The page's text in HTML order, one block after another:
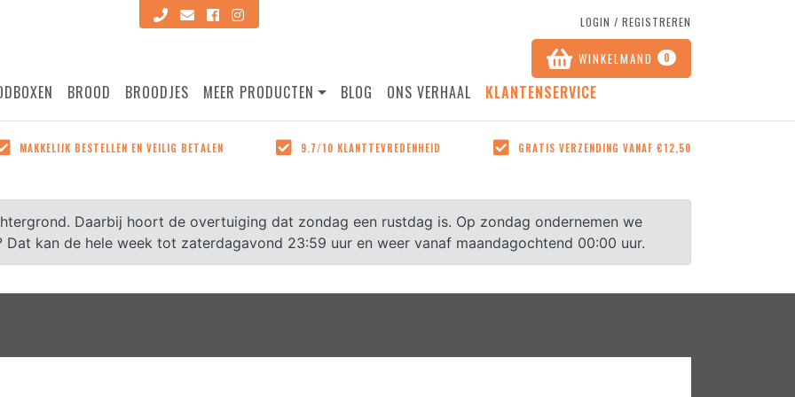
WINKELMAND 0
BROOD BROODJES MEER PRODUCTEN BLOG ONS VERHAAL KLANTENSERVICE
LOGIN / REGISTREREN
BESTELLEN EN VEILIG BETALEN
kan veilig met de
betaalmethodes!
9.7/10 KLANTTEVREDENHEID
google!
GRATIS VERZENDING VANAF €12,50
Nederland!
SLUITEN
MAKKELIJK BESTELLEN EN VEILIG BETALEN 9.7/10 KLANTTEVREDENHEID GRATIS VERZENDING VANAF €12,50
Daarbij hoort de overtuiging dat zondag een rustdag is. Op zondag ondernemen we
kan de hele week tot zaterdagavond 23:59 uur en weer vanaf maandagochtend 00:00 uur.